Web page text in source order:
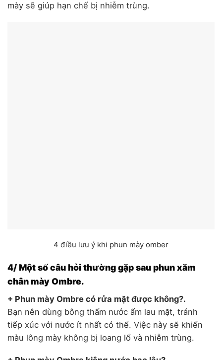
mày sẽ giúp hạn chế bị nhiễm trùng.
4 điều lưu ý khi phun mày omber
4/ Một số câu hỏi thường gặp sau phun xăm
chân mày Ombre.
+ Phun mày Ombre có rửa mặt được không?.
Bạn nên dùng bông thấm nước ấm lau mặt, tránh
tiếp xúc với nước ít nhất có thể. Việc này sẽ khiến
màu lông mày không bị loang lổ và nhiễm trùng.